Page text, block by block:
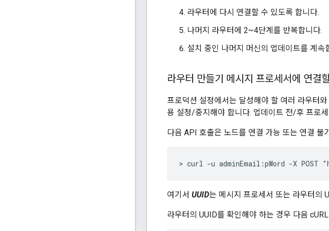
라우터에 다시 연결할 수 있도록 합니다.
나머지 라우터에 2~4단계를 반복합니다.
설치 중인 나머지 머신의 업데이트를 계속
라우터 만들기 메시지 프로세서에 연결
프로덕션 설정에서는 달성해야 할 여러 라우터
용 설정/중지해야 합니다. 업데이트 전/후 프로세
다음 API 호출은 노드를 연결 가능 또는 연결 불
> curl -u adminEmail:pWord -X POST
여기서 UUID는 메시지 프로세서 또는 라우터의
라우터의 UUID를 확인해야 하는 경우 다음